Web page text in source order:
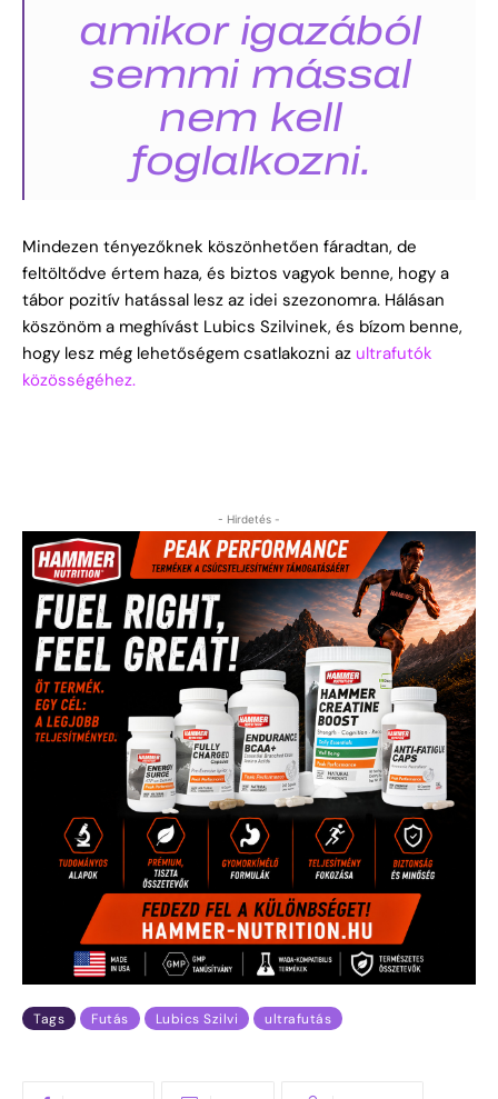
amikor igazából
semmi mással
nem kell
foglalkozni.
Mindezen tényezőknek köszönhetően fáradtan, de
feltöltődve értem haza, és biztos vagyok benne, hogy a
tábor pozitív hatással lesz az idei szezonomra. Hálásan
köszönöm a meghívást Lubics Szilvinek, és bízom benne,
hogy lesz még lehetőségem csatlakozni az ultrafutók
közösségéhez.
- Hirdetés -
Tags Futás Lubics Szilvi ultrafutás